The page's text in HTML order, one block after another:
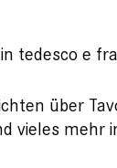
tedesco e
über
vieles mehr